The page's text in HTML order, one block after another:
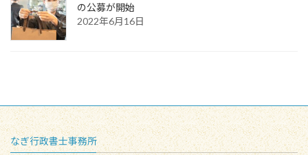
の公募が開始
2022年6月16日
なぎ行政書士事務所